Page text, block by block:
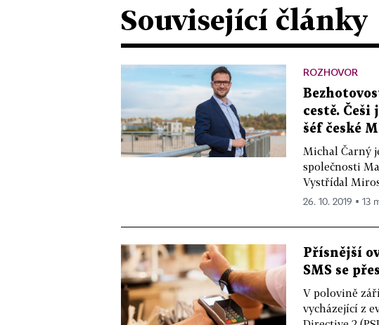
Související články
ROZHOVOR
cestě.
šéf české
Michal Čarný
společnosti
Vystřídal
26. 10. 2019 ▪ 13
Přísnější
SMS se
V polovině
vycházející z